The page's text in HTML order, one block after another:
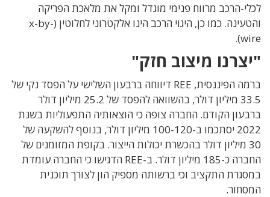
לכלי-הרכב מרווח פנימי מוגדל ומקל את מלאכת הפריקה
והטעינה. כמו כן, היגוי הרכב הינו אלקטרוני לחלוטין (x-by-
wire).
"יצרנו מיצוב חזק"
ברמה הפיננסית, REE דיווחה ברבעון השלישי על הפסד נקי של
33.5 מיליון דולר, בהשוואה להפסד של 25.2 מיליון דולר
ברבעון הקודם. החברה צופה כי הוצאותיה התפעוליות בשנת
2022 יסתכמו ב-100-120 מיליון דולר, בנוסף להשקעה של
30 מיליון דולר בהכשרת יכולות הייצור. בקופת המזומנים של
החברה כ-185 מיליון דולר. ב-REE הדגישו כי החברה עומדת
במסגרת התקציב וכי ברשותה מספיק הון לצורך תוכנית
המסחור.